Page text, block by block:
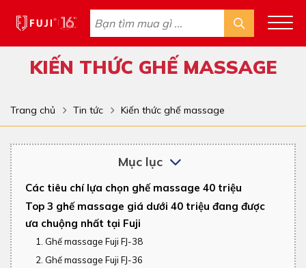
KIẾN THỨC GHẾ MASSAGE
Trang chủ Tin tức Kiến thức ghế massage
Mục lục
Các tiêu chí lựa chọn ghế massage 40 triệu
Top 3 ghế massage giá dưới 40 triệu đang được
ưa chuộng nhất tại Fuji
1. Ghế massage Fuji FJ-38
2. Ghế massage Fuji FJ-36